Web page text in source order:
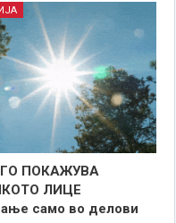
ПОКАЖУВА
ЛИЦE
само во делови